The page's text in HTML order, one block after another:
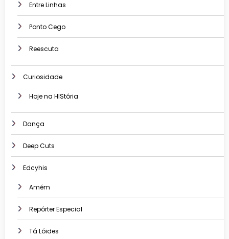
Entre Linhas
Ponto Cego
Reescuta
Curiosidade
Hoje na HIStória
Dança
Deep Cuts
Edcyhis
Amém
Repórter Especial
Tá Lóides